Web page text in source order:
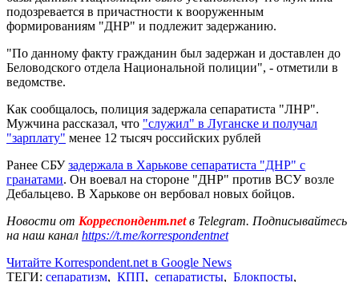
подозревается в причастности к вооруженным
формированиям "ДНР" и подлежит задержанию.
"По данному факту гражданин был задержан и доставлен до
Беловодского отдела Национальной полиции", - отметили в
ведомстве.
Как сообщалось, полиция задержала сепаратиста "ЛНР".
Мужчина рассказал, что "служил" в Луганске и получал
"зарплату" менее 12 тысяч российских рублей
Ранее СБУзадержала в Харькове сепаратиста "ДНР" с
гранатами. Он воевал на стороне "ДНР" против ВСУ возле
Дебальцево. В Харькове он вербовал новых бойцов.
Новости от Корреспондент.netв Telegram. Подписывайтесь
на наш канал https://t.me/korrespondentnet
Читайте Korrespondent.net в Google News
ТЕГИ: сепаратизм, КПП, сепаратисты, Блокпосты,